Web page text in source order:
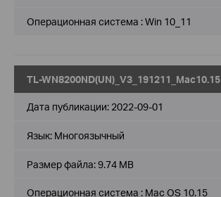
Операционная система : Win 10_11
TL-WN8200ND(UN)_V3_191211_Mac10.15
Дата публикации: 2022-09-01
Язык: Многоязычный
Размер файла:9.74 MB
Операционная система : Mac OS 10.15